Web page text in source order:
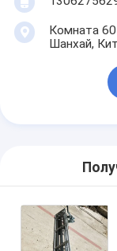
Комната
Шанхай,